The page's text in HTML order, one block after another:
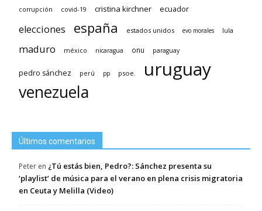
corrupción covid-19 cristina kirchner ecuador
elecciones españa estados unidos evo morales lula
maduro méxico nicaragua onu paraguay
pedro sánchez perú pp psoe. uruguay
venezuela
Últimos comentarios
Peter en ¿Tú estás bien, Pedro?: Sánchez presenta su
‘playlist’ de música para el verano en plena crisis migratoria
en Ceuta y Melilla (Video)